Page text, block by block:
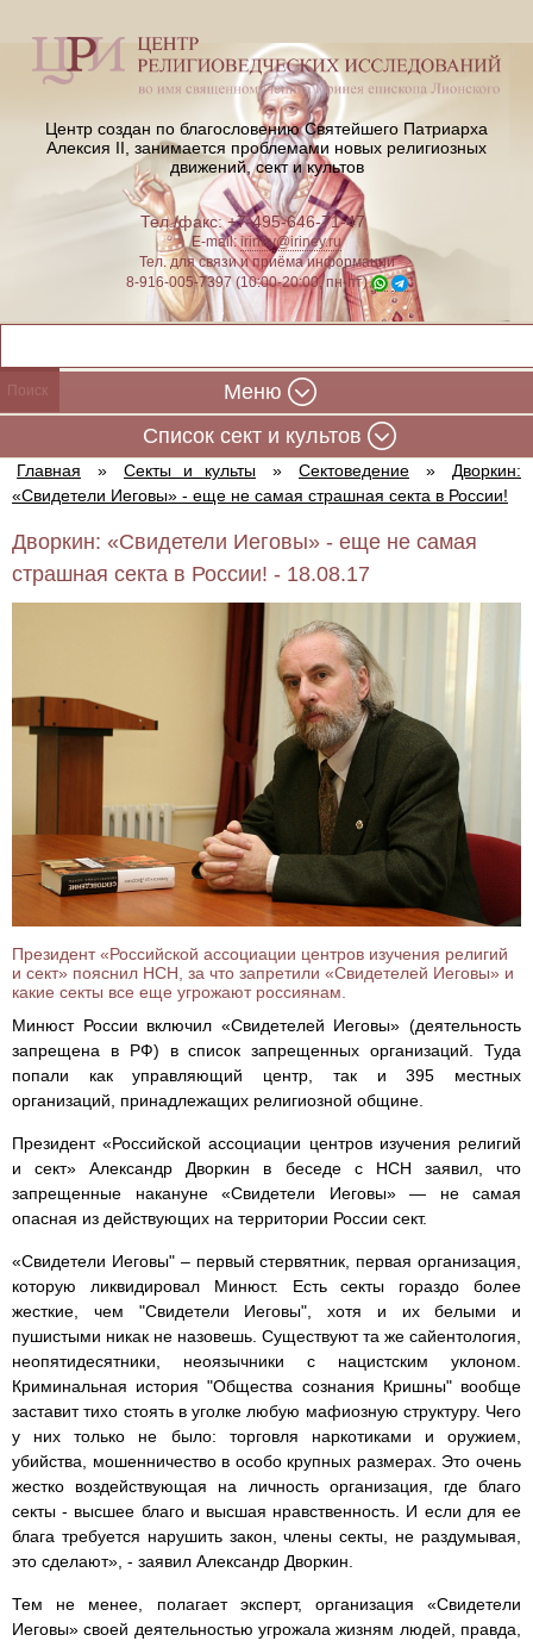
Центр создан по благословению Святейшего Патриарха
Алексия II, занимается проблемами новых религиозных
движений, сект и культов
Тел./факс: +7-495-646-71-47
E-mail:iriney@iriney.ru
Тел. для связи и приёма информации
8-916-005-7397 (10:00-20:00, пн-пт)
Меню
Cписок сект и культов
Главная » Секты и культы » Сектоведение »
Дворкин:
«Свидетели Иеговы» - еще не самая страшная секта в России!
Дворкин: «Свидетели Иеговы» - еще не самая
страшная секта в России! - 18.08.17
Президент «Российской ассоциации центров изучения религий
и сект» пояснил НСН, за что запретили «Свидетелей Иеговы» и
какие секты все еще угрожают россиянам.
Минюст России включил «Свидетелей Иеговы» (деятельность
запрещена в РФ) в список запрещенных организаций. Туда
попали как управляющий центр, так и 395 местных
организаций, принадлежащих религиозной общине.
Президент «Российской ассоциации центров изучения религий
и сект» Александр Дворкин в беседе с НСН заявил, что
запрещенные накануне «Свидетели Иеговы» — не самая
опасная из действующих на территории России сект.
«Свидетели Иеговы" – первый стервятник, первая организация,
которую ликвидировал Минюст. Есть секты гораздо более
жесткие, чем "Свидетели Иеговы", хотя и их белыми и
пушистыми никак не назовешь. Существуют та же сайентология,
неопятидесятники, неоязычники с нацистским уклоном.
Криминальная история "Общества сознания Кришны" вообще
заставит тихо стоять в уголке любую мафиозную структуру. Чего
у них только не было: торговля наркотиками и оружием,
убийства, мошенничество в особо крупных размерах. Это очень
жестко воздействующая на личность организация, где благо
секты - высшее благо и высшая нравственность. И если для ее
блага требуется нарушить закон, члены секты, не раздумывая,
это сделают», - заявил Александр Дворкин.
Тем не менее, полагает эксперт, организация «Свидетели
Иеговы» своей деятельностью угрожала жизням людей, правда,